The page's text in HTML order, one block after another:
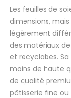
Les feuilles de
dimensions,
légèrement
des matériaux
et recyclabes.
moins de haute
de qualité
pâtisserie fine